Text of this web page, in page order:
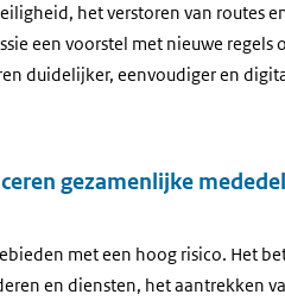
het verstoren van routes
een voorstel met nieuwe regels
duidelijker, eenvoudiger en
gezamenlijke
met een hoog risico. Het
en diensten, het aantrekken